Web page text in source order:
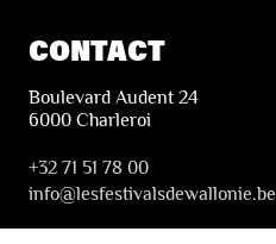
CONTACT
Boulevard Audent 24
6000 Charleroi
+32 71 51 78 00
info@lesfestivalsdewallonie.be